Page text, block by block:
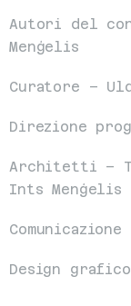
Autori del
Menģelis
Curatore –
Direzione
Architetti –
Ints Menģelis
Design